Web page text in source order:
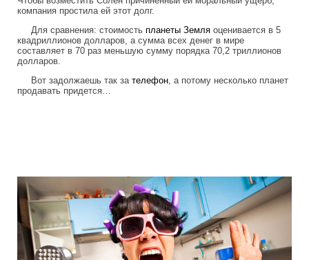
компания простила ей этот долг.
Для сравнения: стоимость планеты Земля оценивается в 5
квадриллионов долларов, а сумма всех денег в мире
составляет в 70 раз меньшую сумму порядка 70,2 триллионов
долларов.
Вот задолжаешь так за телефон , а потому несколько планет
продавать придется…